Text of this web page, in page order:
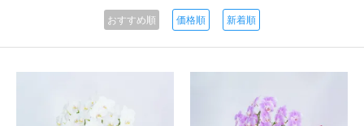
おすすめ順 価格順 新着順